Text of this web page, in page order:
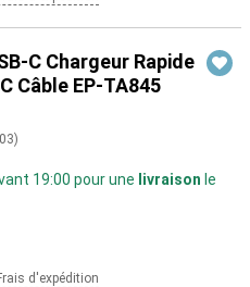
C Chargeur Rapide
Câble EP-TA845
)
19:00 pour une livraison le
d'expédition